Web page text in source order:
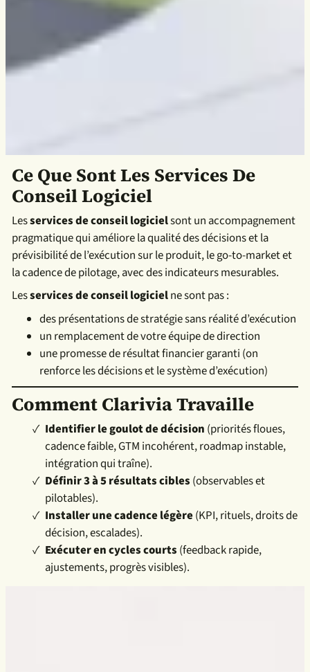
Ce Que Sont Les Services De
Conseil Logiciel
Lesservices de conseil logicielsont un accompagnement
pragmatique qui améliore la qualité des décisions et la
prévisibilité de l’exécution sur le produit, le go-to-market et
la cadence de pilotage, avec des indicateurs mesurables.
Lesservices de conseil logicielne sont pas :
des présentations de stratégie sans réalité d’exécution
un remplacement de votre équipe de direction
une promesse de résultat financier garanti (on
renforce les décisions et le système d’exécution)
Comment Clarivia Travaille
Identifier le goulot de décision (priorités floues,
cadence faible, GTM incohérent, roadmap instable,
intégration qui traîne).
Définir 3 à 5 résultats cibles (observables et
pilotables).
Installer une cadence légère(KPI, rituels, droits de
décision, escalades).
Exécuter en cycles courts (feedback rapide,
ajustements, progrès visibles).